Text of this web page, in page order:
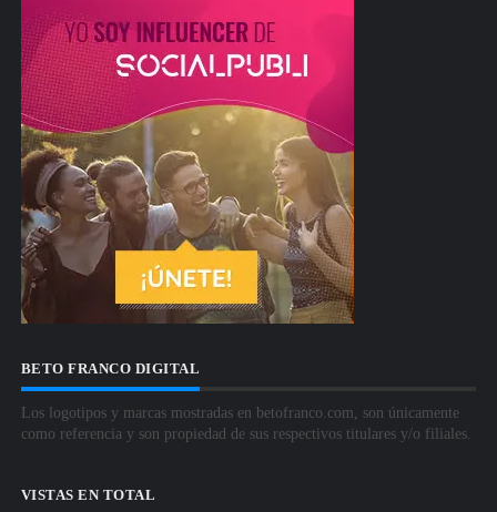
BETO FRANCO DIGITAL
Los logotipos y marcas mostradas en betofranco.com, son únicamente
como referencia y son propiedad de sus respectivos titulares y/o filiales.
VISTAS EN TOTAL